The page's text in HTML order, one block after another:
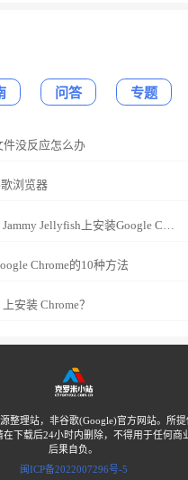
问答 专题
件没反应怎么办
浏览器
Chrome的10种方法
安装 Chrome？
整理站，非谷歌(Google)官方网站。所
下载后24小时内删除，不得用于任何商
后果自负。
闽ICP备2022007296号-5